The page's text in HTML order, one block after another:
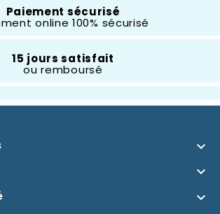
Jeux/Jouets
Paiement sécurisé
online 100% sécurisé
15 jours satisfait
ou remboursé


